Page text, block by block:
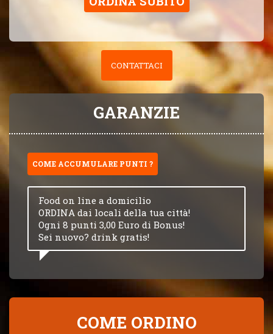
CONTATTACI
GARANZIE
COME ACCUMULARE PUNTI ?
Food on line a domicilio
ORDINA dai locali della tua città!
Ogni 8 punti 3,00 Euro di Bonus!
Sei nuovo? drink gratis!
COME ORDINO